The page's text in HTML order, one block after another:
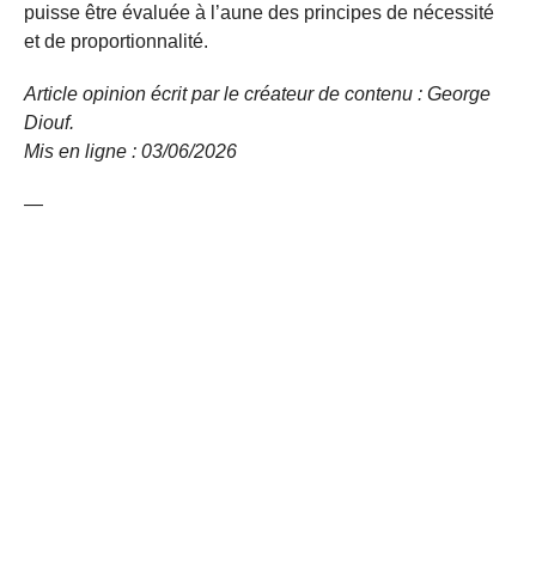
puisse être évaluée à l’aune des principes de nécessité
et de proportionnalité.
Article opinion écrit par le créateur de contenu : George
Diouf.
Mis en ligne : 03/06/2026
—